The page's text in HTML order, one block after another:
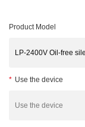
Product Model
* Use the device